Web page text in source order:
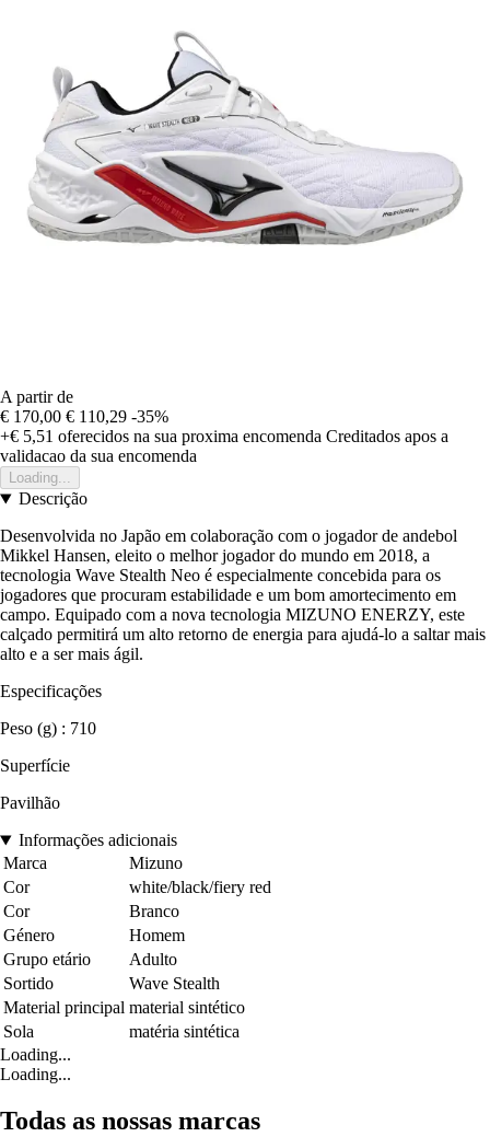
A partir de
€ 170,00 € 110,29 -35%
+€ 5,51 oferecidos na sua proxima encomenda Creditados apos a
validacao da sua encomenda
Loading...
Descrição
Desenvolvida no Japão em colaboração com o jogador de andebol
Mikkel Hansen, eleito o melhor jogador do mundo em 2018, a
tecnologia Wave Stealth Neo é especialmente concebida para os
jogadores que procuram estabilidade e um bom amortecimento em
campo. Equipado com a nova tecnologia MIZUNO ENERZY, este
calçado permitirá um alto retorno de energia para ajudá-lo a saltar mais
alto e a ser mais ágil.
Especificações
Peso (g) : 710
Superfície
Pavilhão
Informações adicionais
Marca
Mizuno
Cor
white/black/fiery red
Cor
Branco
Género
Homem
Grupo etário
Adulto
Sortido
Wave Stealth
Material principal material sintético
Sola
matéria sintética
Loading...
Loading...
Todas as nossas marcas